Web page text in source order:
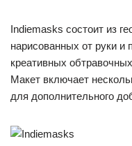
Indiemasks состоит из
нарисованных от руки и
креативных
Макет включает
для дополнительного